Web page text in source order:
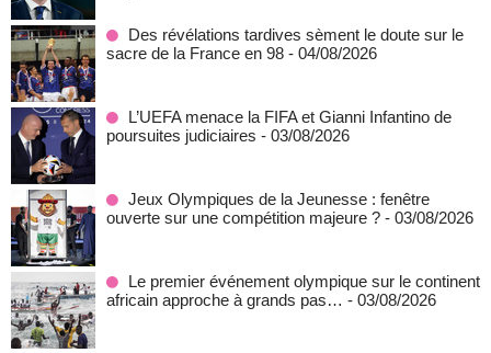
Des révélations tardives sèment le doute sur le
sacre de la France en 98 - 04/08/2026
L’UEFA menace la FIFA et Gianni Infantino de
poursuites judiciaires - 03/08/2026
Jeux Olympiques de la Jeunesse : fenêtre
ouverte sur une compétition majeure ? - 03/08/2026
Le premier événement olympique sur le continent
africain approche à grands pas… - 03/08/2026